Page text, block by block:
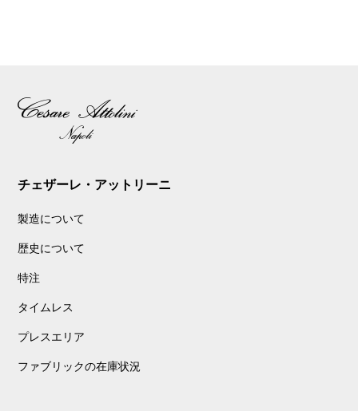
チェザーレ・アットリーニ
製造について
歴史について
特注
タイムレス
プレスエリア
ファブリックの在庫状況